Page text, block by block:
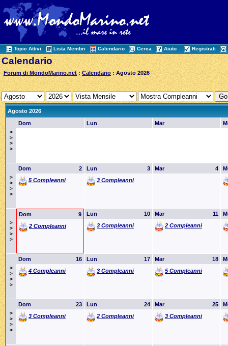
Topic Attivi Lista Membri Calendario Cerca Aiuto Registrati
Calendario
Forum di MondoMarino.net :Calendario : Agosto 2026
Agosto 2026
>
>
>
>
Dom Lun Mar
>
>
>
>
2
Dom
5 Compleanni
3
Lun
3 Compleanni
4
Mar
>
>
>
>
9
Dom
2 Compleanni
10
Lun
3 Compleanni
11
Mar
2 Compleanni
>
>
>
>
16
Dom
4 Compleanni
17
Lun
3 Compleanni
18
Mar
5 Compleanni
>
>
>
>
23
Dom
3 Compleanni
24
Lun
2 Compleanni
25
Mar
3 Compleanni